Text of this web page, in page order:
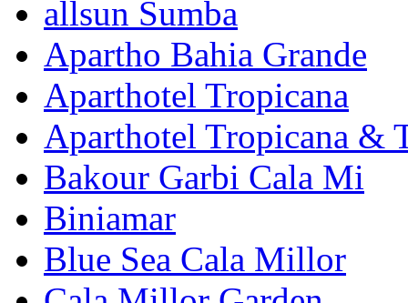
allsun Sumba
Apartho Bahia Grande
Aparthotel Tropicana
Aparthotel Tropicana &
Bakour Garbi Cala Mi
Biniamar
Blue Sea Cala Millor